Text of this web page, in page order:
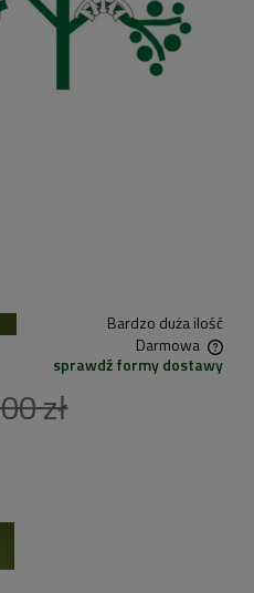
Bardzo duża ilość
Darmowa
kosztów płatności
sprawdź formy dostawy
zł